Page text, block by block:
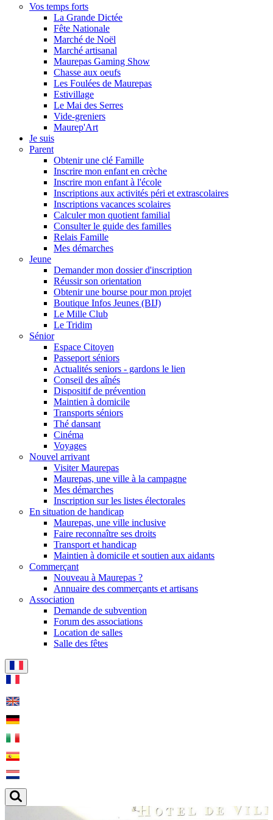
Vos temps forts
La Grande Dictée
Fête Nationale
Marché de Noël
Marché artisanal
Maurepas Gaming Show
Chasse aux oeufs
Les Foulées de Maurepas
Estivillage
Le Mai des Serres
Vide-greniers
Maurep'Art
Je suis
Parent
Obtenir une clé Famille
Inscrire mon enfant en crèche
Inscrire mon enfant à l'école
Inscriptions aux activités péri et extrascolaires
Inscriptions vacances scolaires
Calculer mon quotient familial
Consulter le guide des familles
Relais Famille
Mes démarches
Jeune
Demander mon dossier d'inscription
Réussir son orientation
Obtenir une bourse pour mon projet
Boutique Infos Jeunes (BIJ)
Le Mille Club
Le Tridim
Sénior
Espace Citoyen
Passeport séniors
Actualités seniors - gardons le lien
Conseil des aînés
Dispositif de prévention
Maintien à domicile
Transports séniors
Thé dansant
Cinéma
Voyages
Nouvel arrivant
Visiter Maurepas
Maurepas, une ville à la campagne
Mes démarches
Inscription sur les listes électorales
En situation de handicap
Maurepas, une ville inclusive
Faire reconnaître ses droits
Transport et handicap
Maintien à domicile et soutien aux aidants
Commerçant
Nouveau à Maurepas ?
Annuaire des commerçants et artisans
Association
Demande de subvention
Forum des associations
Location de salles
Salle des fêtes